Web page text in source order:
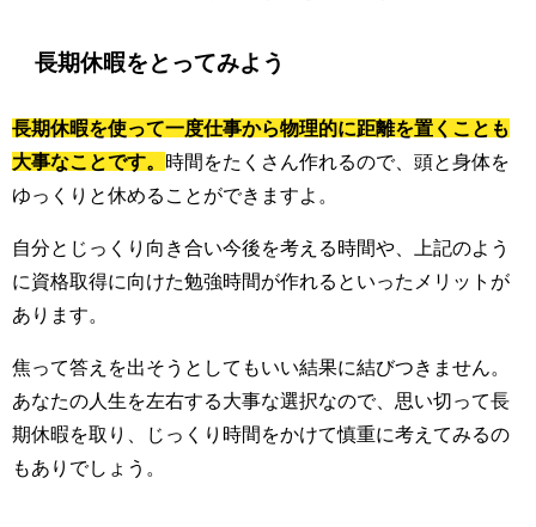
長期休暇をとってみよう
長期休暇を使って一度仕事から物理的に距離を置くことも
大事なことです。 時間をたくさん作れるので、頭と身体を
ゆっくりと休めることができますよ。
自分とじっくり向き合い今後を考える時間や、上記のよう
に資格取得に向けた勉強時間が作れるといったメリットが
あります。
焦って答えを出そうとしてもいい結果に結びつきません。
あなたの人生を左右する大事な選択なので、思い切って長
期休暇を取り、じっくり時間をかけて慎重に考えてみるの
もありでしょう。